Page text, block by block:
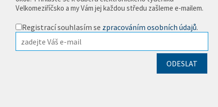
Velkomeziříčsko a my Vám jej každou středu zašleme e-mailem.
Registrací souhlasím se zpracováním osobních údajů.